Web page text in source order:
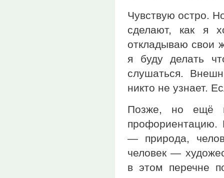
Чувствую остро.
сделают, как я
откладываю свои
я буду делать
слушаться.
никто не узнает.
Позже, но ещё
профориентацию.
— природа,
человек —
в этом перечне